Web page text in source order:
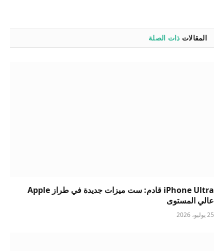
المقالات ذات الصلة
iPhone Ultra قادم: ست ميزات جديدة في طراز Apple
عالي المستوى
25 يوليو، 2026